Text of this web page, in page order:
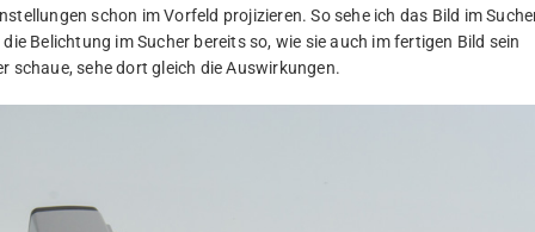
schon im Vorfeld projizieren. So sehe ich das Bild im
Belichtung im Sucher bereits so, wie sie auch im fertigen Bild sein
schaue, sehe dort gleich die Auswirkungen.